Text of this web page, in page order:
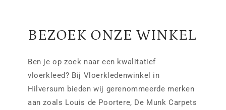
BEZOEK ONZE WINKEL
Ben je op zoek naar een kwalitatief
vloerkleed? Bij Vloerkledenwinkel in
Hilversum bieden wij gerenommeerde merken
aan zoals Louis de Poortere, De Munk Carpets